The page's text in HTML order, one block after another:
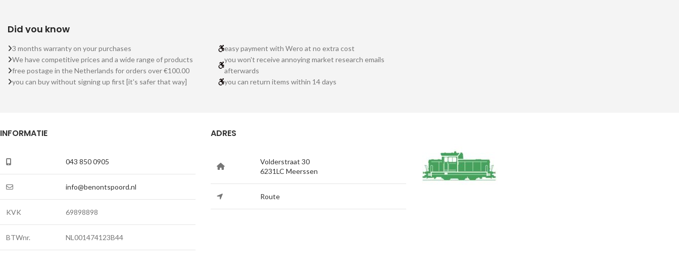
Did you know
3 months warranty on your purchases
We have competitive prices and a wide range of products
free postage in the Netherlands for orders over €100.00
you can buy without signing up first [it's safer that way]
easy payment with Wero at no extra cost
you won't receive annoying market research emails
afterwards
you can return items within 14 days
INFORMATIE
043 850 0905
info@benontspoord.nl
KVK 69898898
BTWnr. NL001474123B44
ADRES
Volderstraat 30
6231LC Meerssen
Route